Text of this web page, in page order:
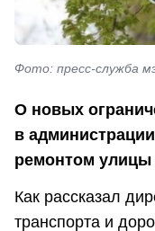
Фото: пресс-служба
О новых
в
ремонтом улицы
Как рассказал
транспорта и